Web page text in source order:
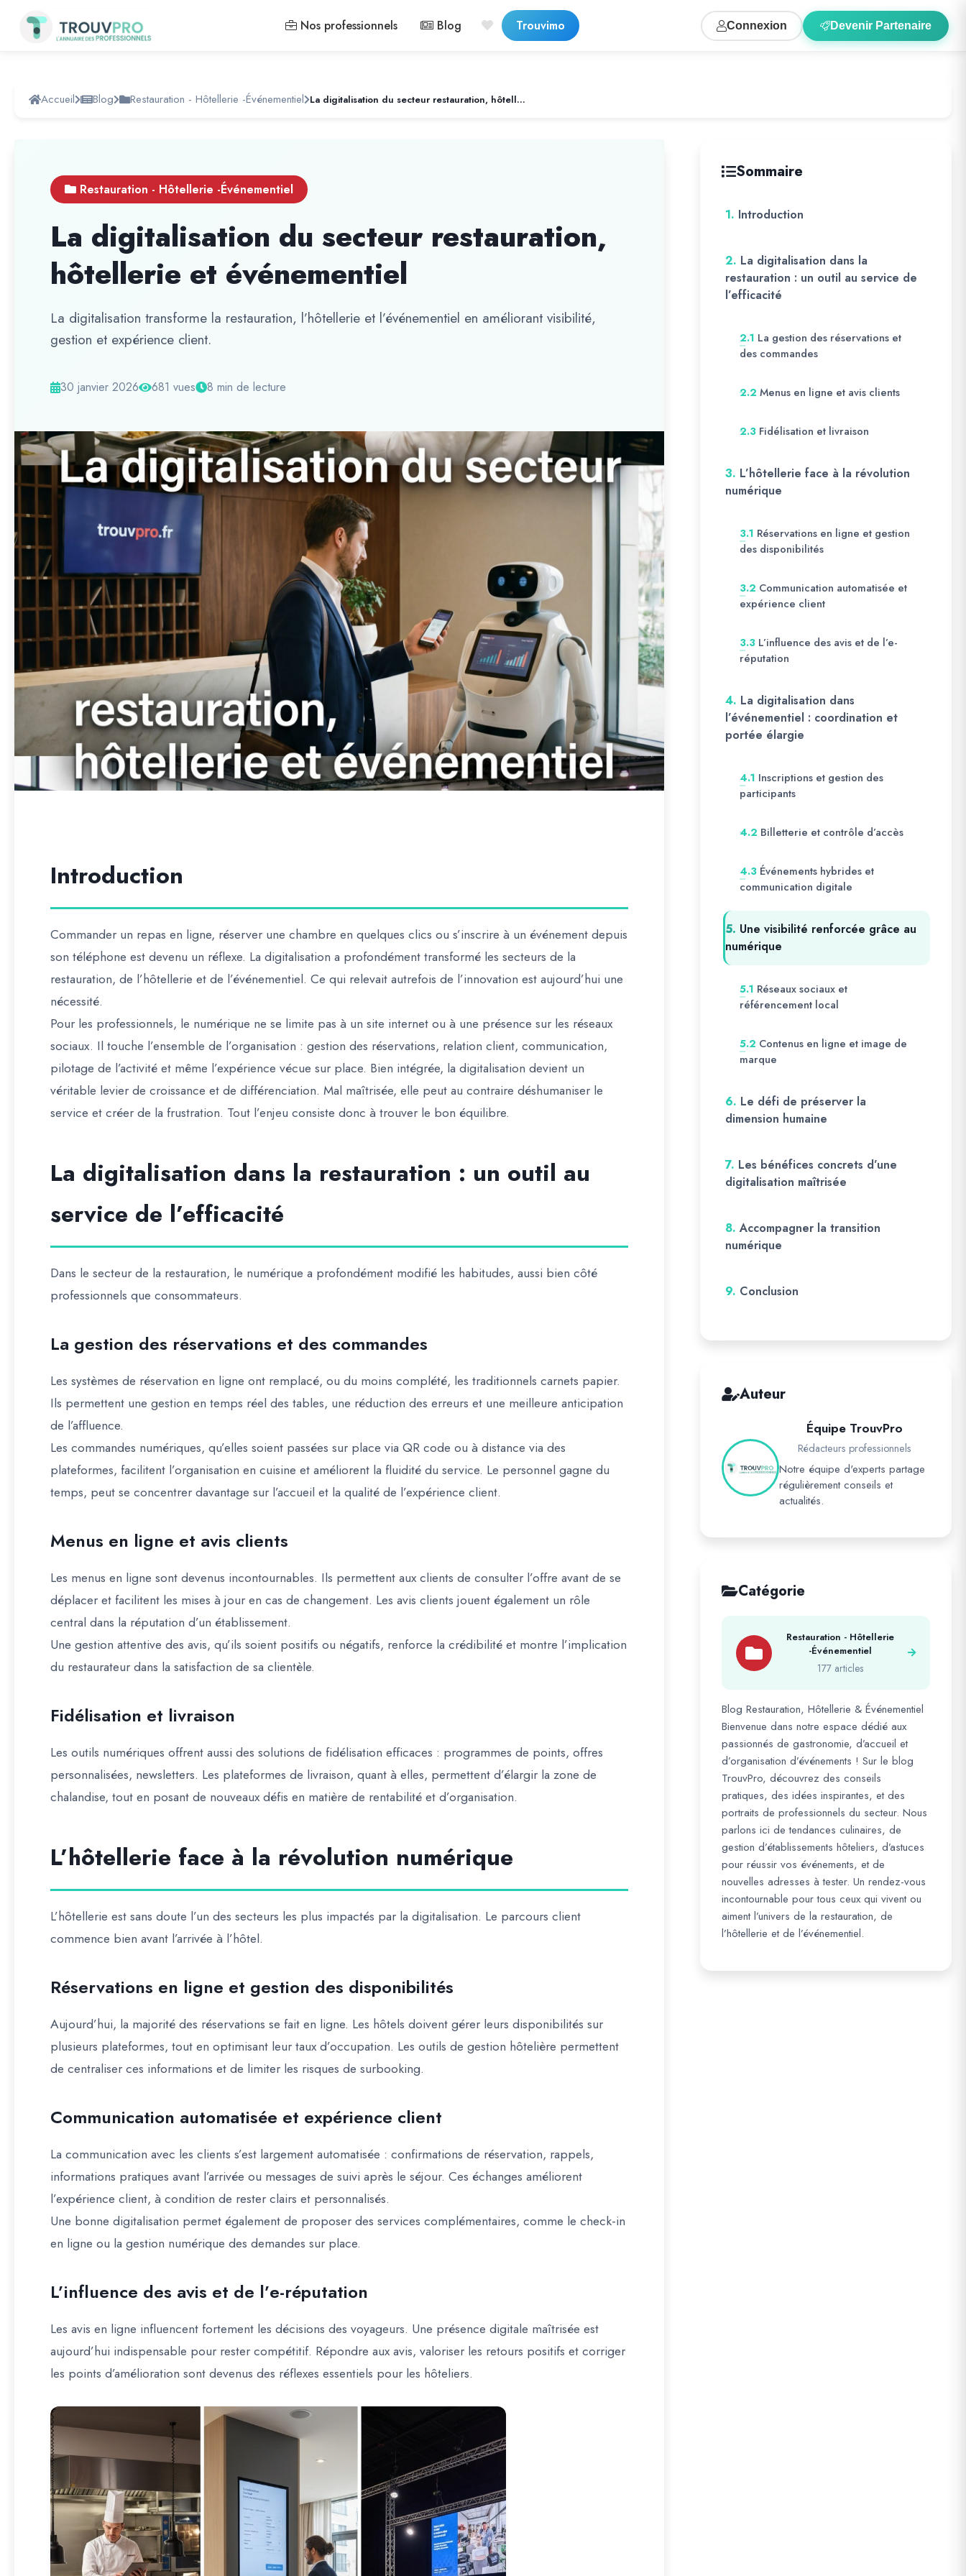
Nos professionnels Blog Trouvimo Connexion Devenir Partenaire
Accueil Blog Restauration - Hôtellerie -Événementiel La digitalisation du secteur restauration, hôtellerie et événementiel
Restauration - Hôtellerie -Événementiel
La digitalisation du secteur restauration,
hôtellerie et événementiel
La digitalisation transforme la restauration, l’hôtellerie et l’événementiel en améliorant visibilité,
gestion et expérience client.
30 janvier 2026 681 vues 8 min de lecture
Introduction
Commander un repas en ligne, réserver une chambre en quelques clics ou s’inscrire à un événement depuis
son téléphone est devenu un réflexe. La digitalisation a profondément transformé les secteurs de la
restauration, de l’hôtellerie et de l’événementiel. Ce qui relevait autrefois de l’innovation est aujourd’hui une
nécessité.
Pour les professionnels, le numérique ne se limite pas à un site internet ou à une présence sur les réseaux
sociaux. Il touche l’ensemble de l’organisation : gestion des réservations, relation client, communication,
pilotage de l’activité et même l’expérience vécue sur place. Bien intégrée, la digitalisation devient un
véritable levier de croissance et de différenciation. Mal maîtrisée, elle peut au contraire déshumaniser le
service et créer de la frustration. Tout l’enjeu consiste donc à trouver le bon équilibre.
La digitalisation dans la restauration : un outil au
service de l’efficacité
Dans le secteur de la restauration, le numérique a profondément modifié les habitudes, aussi bien côté
professionnels que consommateurs.
La gestion des réservations et des commandes
Les systèmes de réservation en ligne ont remplacé, ou du moins complété, les traditionnels carnets papier.
Ils permettent une gestion en temps réel des tables, une réduction des erreurs et une meilleure anticipation
de l’affluence.
Les commandes numériques, qu’elles soient passées sur place via QR code ou à distance via des
plateformes, facilitent l’organisation en cuisine et améliorent la fluidité du service. Le personnel gagne du
temps, peut se concentrer davantage sur l’accueil et la qualité de l’expérience client.
Menus en ligne et avis clients
Les menus en ligne sont devenus incontournables. Ils permettent aux clients de consulter l’offre avant de se
déplacer et facilitent les mises à jour en cas de changement. Les avis clients jouent également un rôle
central dans la réputation d’un établissement.
Une gestion attentive des avis, qu’ils soient positifs ou négatifs, renforce la crédibilité et montre l’implication
du restaurateur dans la satisfaction de sa clientèle.
Fidélisation et livraison
Les outils numériques offrent aussi des solutions de fidélisation efficaces : programmes de points, offres
personnalisées, newsletters. Les plateformes de livraison, quant à elles, permettent d’élargir la zone de
chalandise, tout en posant de nouveaux défis en matière de rentabilité et d’organisation.
L’hôtellerie face à la révolution numérique
L’hôtellerie est sans doute l’un des secteurs les plus impactés par la digitalisation. Le parcours client
commence bien avant l’arrivée à l’hôtel.
Réservations en ligne et gestion des disponibilités
Aujourd’hui, la majorité des réservations se fait en ligne. Les hôtels doivent gérer leurs disponibilités sur
plusieurs plateformes, tout en optimisant leur taux d’occupation. Les outils de gestion hôtelière permettent
de centraliser ces informations et de limiter les risques de surbooking.
Communication automatisée et expérience client
La communication avec les clients s’est largement automatisée : confirmations de réservation, rappels,
informations pratiques avant l’arrivée ou messages de suivi après le séjour. Ces échanges améliorent
l’expérience client, à condition de rester clairs et personnalisés.
Une bonne digitalisation permet également de proposer des services complémentaires, comme le check-in
en ligne ou la gestion numérique des demandes sur place.
L’influence des avis et de l’e-réputation
Les avis en ligne influencent fortement les décisions des voyageurs. Une présence digitale maîtrisée est
aujourd’hui indispensable pour rester compétitif. Répondre aux avis, valoriser les retours positifs et corriger
les points d’amélioration sont devenus des réflexes essentiels pour les hôteliers.
Sommaire
1. Introduction
2. La digitalisation dans la
restauration : un outil au service de
l’efficacité
2.1 La gestion des réservations et
des commandes
2.2 Menus en ligne et avis clients
2.3 Fidélisation et livraison
3. L’hôtellerie face à la révolution
numérique
3.1 Réservations en ligne et gestion
des disponibilités
3.2 Communication automatisée et
expérience client
3.3 L’influence des avis et de l’e-
réputation
4. La digitalisation dans
l’événementiel : coordination et
portée élargie
4.1 Inscriptions et gestion des
participants
4.2 Billetterie et contrôle d’accès
4.3 Événements hybrides et
communication digitale
5. Une visibilité renforcée grâce au
numérique
5.1 Réseaux sociaux et
référencement local
5.2 Contenus en ligne et image de
marque
6. Le défi de préserver la
dimension humaine
7. Les bénéfices concrets d’une
digitalisation maîtrisée
8. Accompagner la transition
numérique
9. Conclusion
Auteur
Équipe TrouvPro
Rédacteurs professionnels
Notre équipe d'experts partage
régulièrement conseils et
actualités.
Catégorie
Restauration - Hôtellerie
-Événementiel
177 articles
Blog Restauration, Hôtellerie & Événementiel
Bienvenue dans notre espace dédié aux
passionnés de gastronomie, d’accueil et
d’organisation d’événements ! Sur le blog
TrouvPro, découvrez des conseils
pratiques, des idées inspirantes, et des
portraits de professionnels du secteur. Nous
parlons ici de tendances culinaires, de
gestion d’établissements hôteliers, d’astuces
pour réussir vos événements, et de
nouvelles adresses à tester. Un rendez-vous
incontournable pour tous ceux qui vivent ou
aiment l’univers de la restauration, de
l’hôtellerie et de l’événementiel.